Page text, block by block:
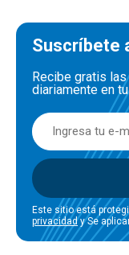
Suscríbete
Recibe gratis
diariamente en
Este sitio está
privacidady Se